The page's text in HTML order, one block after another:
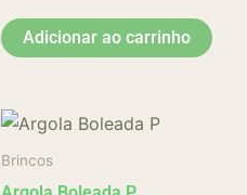
Adicionar ao carrinho
Brincos